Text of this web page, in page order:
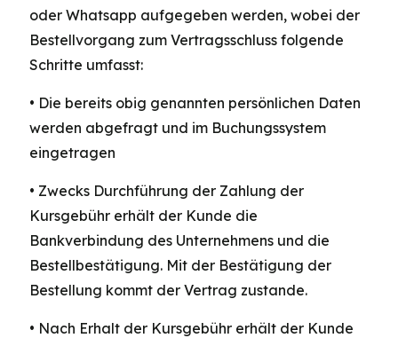
oder Whatsapp aufgegeben werden, wobei der
Bestellvorgang zum Vertragsschluss folgende
Schritte umfasst:
• Die bereits obig genannten persönlichen Daten
werden abgefragt und im Buchungssystem
eingetragen
• Zwecks Durchführung der Zahlung der
Kursgebühr erhält der Kunde die
Bankverbindung des Unternehmens und die
Bestellbestätigung. Mit der Bestätigung der
Bestellung kommt der Vertrag zustande.
• Nach Erhalt der Kursgebühr erhält der Kunde